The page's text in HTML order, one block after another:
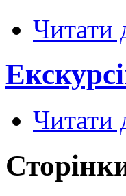
Читати
Читати